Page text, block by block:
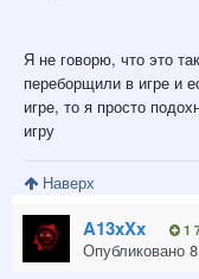
Я не говорю, что это
переборщили в игре и
игре, то я просто
игру
Наверх
A13xXx 1
Опубликовано